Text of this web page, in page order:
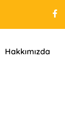
Hakkımızda